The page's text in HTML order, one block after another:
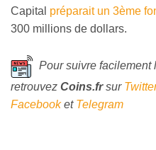
Capital préparait un 3ème
300 millions de dollars.
Pour suivre facilement
retrouvez Coins.frsur Twitter
Facebooket Telegram